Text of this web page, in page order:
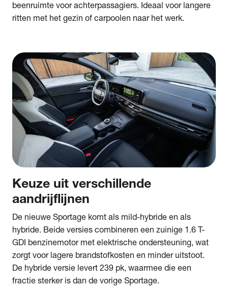
beenruimte voor achterpassagiers. Ideaal voor langere
ritten met het gezin of carpoolen naar het werk.
Keuze uit verschillende
aandrijflijnen
De nieuwe Sportage komt als mild-hybride en als
hybride. Beide versies combineren een zuinige 1.6 T-
GDI benzinemotor met elektrische ondersteuning, wat
zorgt voor lagere brandstofkosten en minder uitstoot.
De hybride versie levert 239 pk, waarmee die een
fractie sterker is dan de vorige Sportage.